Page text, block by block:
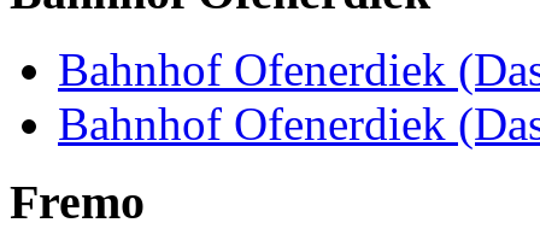
Bahnhof Ofenerdiek
Bahnhof Ofenerdiek
Fremo